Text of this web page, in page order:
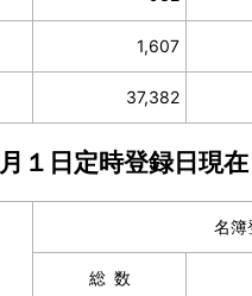
1,607
37,382
月１日定時登録日現在
名簿
総数